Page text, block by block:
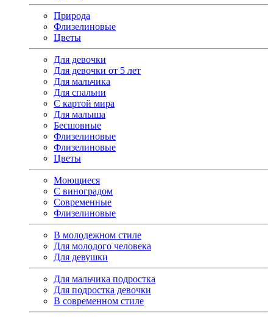
Природа
Флизелиновые
Цветы
Для девочки
Для девочки от 5 лет
Для мальчика
Для спальни
С картой мира
Для малыша
Бесшовные
Флизелиновые
Флизелиновые
Цветы
Моющиеся
С виноградом
Современные
Флизелиновые
В молодежном стиле
Для молодого человека
Для девушки
Для мальчика подростка
Для подростка девочки
В современном стиле